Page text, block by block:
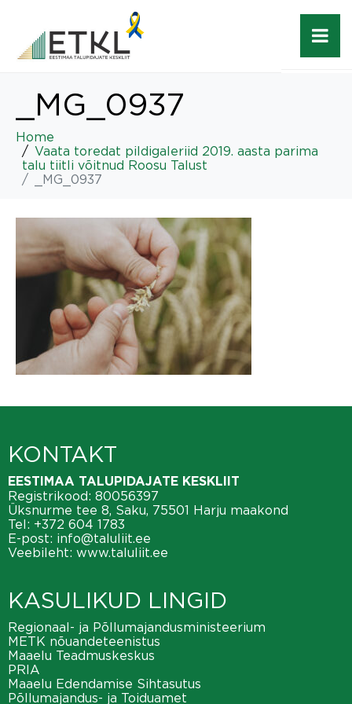
_MG_0937
Home
Vaata toredat pildigaleriid 2019. aasta parima
talu tiitli võitnud Roosu Talust
_MG_0937
KONTAKT
EESTIMAA TALUPIDAJATE KESKLIIT
Registrikood: 80056397
Üksnurme tee 8, Saku, 75501 Harju maakond
Tel: +372 604 1783
E-post: info@taluliit.ee
Veebileht: www.taluliit.ee
KASULIKUD LINGID
Regionaal- ja Põllumajandusministeerium
METK nõuandeteenistus
Maaelu Teadmuskeskus
PRIA
Maaelu Edendamise Sihtasutus
Põllumajandus- ja Toiduamet